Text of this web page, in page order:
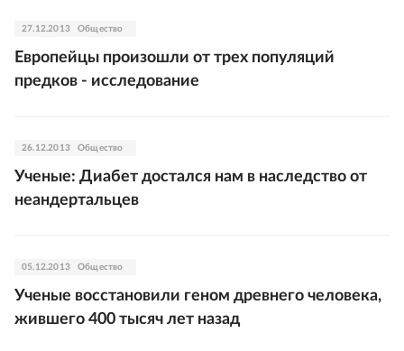
27.12.2013 Общество
Европейцы произошли от трех популяций
предков - исследование
26.12.2013 Общество
Ученые: Диабет достался нам в наследство от
неандертальцев
05.12.2013 Общество
Ученые восстановили геном древнего человека,
жившего 400 тысяч лет назад